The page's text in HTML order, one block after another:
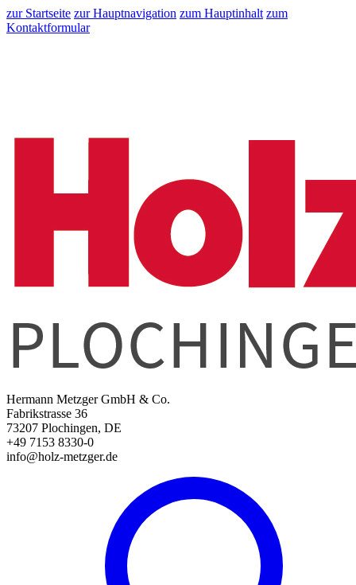
zur Startseite zur Hauptnavigation zum Hauptinhalt zum
Kontaktformular
Hermann Metzger GmbH & Co.
Fabrikstrasse 36
73207 Plochingen, DE
+49 7153 8330-0
info@holz-metzger.de